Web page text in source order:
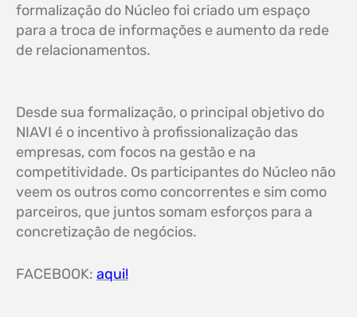
formalização do Núcleo foi criado um espaço
para a troca de informações e aumento da rede
de relacionamentos.
Desde sua formalização, o principal objetivo do
NIAVI é o incentivo à profissionalização das
empresas, com focos na gestão e na
competitividade. Os participantes do Núcleo não
veem os outros como concorrentes e sim como
parceiros, que juntos somam esforços para a
concretização de negócios.
FACEBOOK: aqui!